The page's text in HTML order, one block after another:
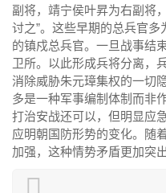
副将，靖宁侯叶昇为右副将
讨之”。这些早期的总兵官
的镇戍总兵官。一旦战事结
卫所。以此形成兵将分离，
消除威胁朱元璋集权的一切
多是一种军事编制体制而非
打治安战还可以，但明显应
应明朝国防形势的变化。随
加强，这种情势矛盾更加突出